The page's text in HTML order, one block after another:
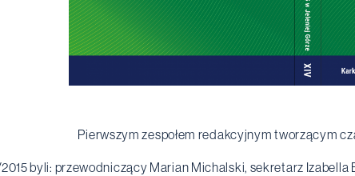
Pierwszym zespołem redakcyjnym tworzącym
byli: przewodniczący Marian Michalski, sekretarz Izabella